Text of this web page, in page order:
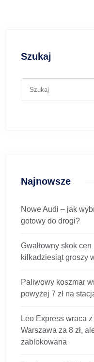
Szukaj
Najnowsze
Nowe Audi – jak
gotowy do drogi?
Gwałtowny skok
kilkadziesiąt groszy
Paliwowy koszmar
powyżej 7 zł na
Leo Express wraca
Warszawa za 8 zł,
zablokowana